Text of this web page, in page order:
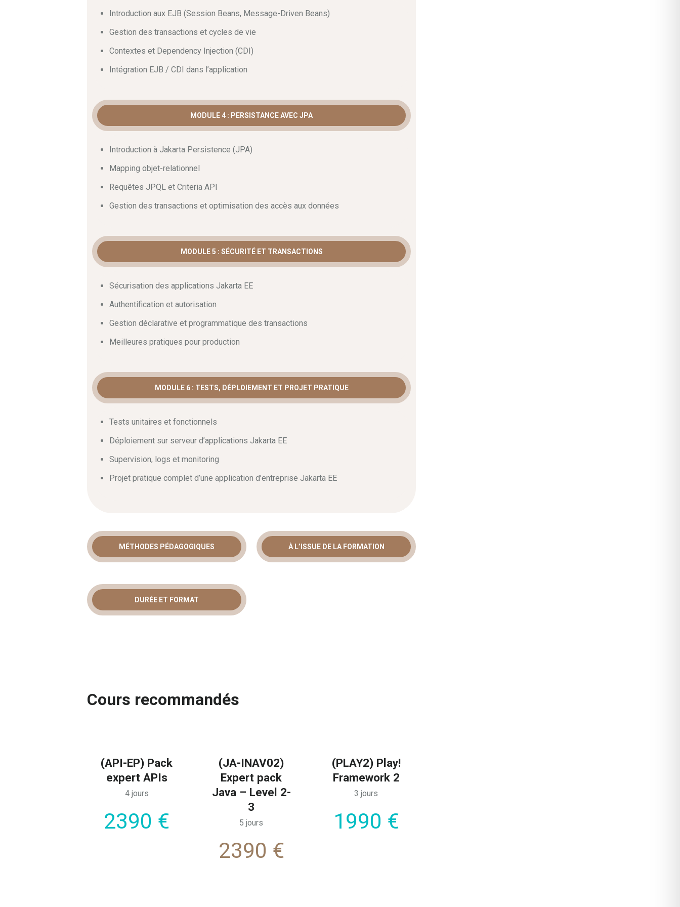
surcroît, vous appliquerez des compétences de monitoring indispensables au bon
déroulement des opérations en production. Chaque module est conçu pour vous mettre en
situation réelle. De cette façon, vous pourrez appliquer immédiatement ces nouvelles
Introduction aux EJB (Session Beans, Message-Driven Beans)
Gestion des transactions et cycles de vie
Contextes et Dependency Injection (CDI)
Intégration EJB / CDI dans l’application
MODULE 4 : PERSISTANCE AVEC JPA
Introduction à Jakarta Persistence (JPA)
Mapping objet-relationnel
Requêtes JPQL et Criteria API
Gestion des transactions et optimisation des accès aux données
MODULE 5 : SÉCURITÉ ET TRANSACTIONS
Sécurisation des applications Jakarta EE
Authentification et autorisation
Gestion déclarative et programmatique des transactions
Meilleures pratiques pour production
MODULE 6 : TESTS, DÉPLOIEMENT ET PROJET PRATIQUE
Tests unitaires et fonctionnels
Déploiement sur serveur d’applications Jakarta EE
Supervision, logs et monitoring
Projet pratique complet d’une application d’entreprise Jakarta EE
MÉTHODES PÉDAGOGIQUES À L’ISSUE DE LA FORMATION
DURÉE ET FORMAT
Cours recommandés
(API-EP) Pack
expert APIs
4 jours
2390 €
(JA-INAV02)
Expert pack
Java – Level 2-
3
5 jours
2390 €
(PLAY2) Play!
Framework 2
3 jours
1990 €